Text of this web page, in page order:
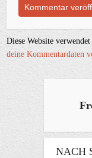
Diese Website
deine Kommentardaten
NACH